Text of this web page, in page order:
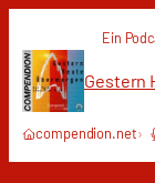
Inhalt
springen
Ein
Gestern
compendion.net